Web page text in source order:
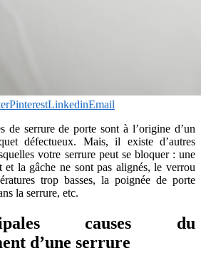
PinterestLinkedinEmail
de serrure de porte sont à l’origine d’un
défectueux. Mais, il existe d’autres
votre serrure peut se bloquer : une
et la gâche ne sont pas alignés, le verrou
trop basses, la poignée de porte
la serrure, etc.
causes du
d’une serrure